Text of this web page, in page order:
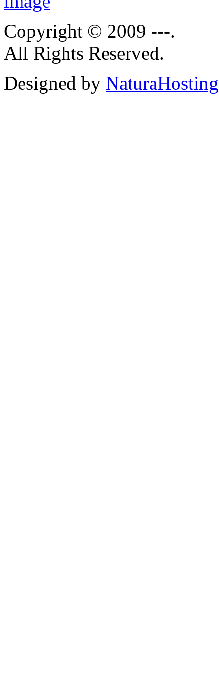
Copyright © 2009 ---.
All Rights Reserved.
Designed by NaturaHosting